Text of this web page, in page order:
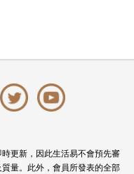
更新，因此生活易不會預先審
量。此外，會員所發表的全部